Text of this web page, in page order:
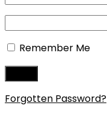
Remember Me
Forgotten Password?